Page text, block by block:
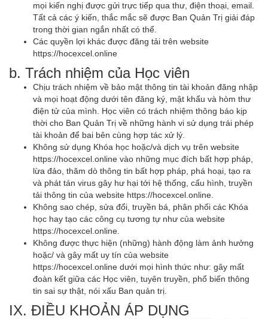
mọi kiến nghị được gửi trực tiếp qua thư, điện thoại, email.
Tất cả các ý kiến, thắc mắc sẽ được Ban Quản Trị giải đáp
trong thời gian ngắn nhất có thể.
Các quyền lợi khác được đăng tải trên website
https://hocexcel.online
b. Trách nhiệm của Học viên
Chịu trách nhiệm về bảo mật thông tin tài khoản đăng nhập
và mọi hoạt động dưới tên đăng ký, mật khẩu và hòm thư
điện tử của mình. Học viên có trách nhiệm thông báo kịp
thời cho Ban Quản Trị về những hành vi sử dụng trái phép
tài khoản để bai bên cùng hợp tác xử lý.
Không sử dụng Khóa học hoặc/và dịch vụ trên website
https://hocexcel.online vào những mục đích bất hợp pháp,
lừa đảo, thăm dò thông tin bất hợp pháp, phá hoại, tạo ra
và phát tán virus gây hư hại tới hệ thống, cấu hình, truyền
tải thông tin của website https://hocexcel.online.
Không sao chép, sửa đổi, truyền bá, phân phối các Khóa
học hay tạo các công cụ tương tự như của website
https://hocexcel.online.
Không được thực hiện (những) hành động làm ảnh hưởng
hoặc/ và gây mất uy tín của website
https://hocexcel.online dưới mọi hình thức như: gây mất
đoàn kết giữa các Học viên, tuyên truyền, phổ biến thông
tin sai sự thật, nói xấu Ban quản trị.
IX. ĐIỀU KHOẢN ÁP DỤNG